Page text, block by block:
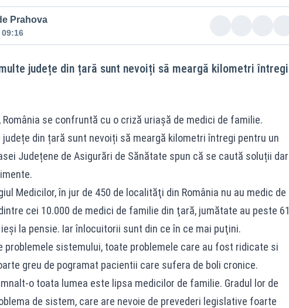
Prahova
județe din țară sunt nevoiți să meargă kilometri întregi
România se confruntă cu o criză uriașă de medici de familie.
din țară sunt nevoiți să meargă kilometri întregi pentru un
Județene de Asigurări de Sănătate spun că se caută soluții dar
Medicilor, în jur de 450 de localităţi din România nu au medic de
cei 10.000 de medici de familie din ţară, jumătate au peste 61
la pensie. Iar înlocuitorii sunt din ce în ce mai puţini.
problemele sistemului, toate problemele care au fost ridicate si
greu de pogramat pacientii care sufera de boli cronice.
o toata lumea este lipsa medicilor de familie. Gradul lor de
de sistem, care are nevoie de prevederi legislative foarte